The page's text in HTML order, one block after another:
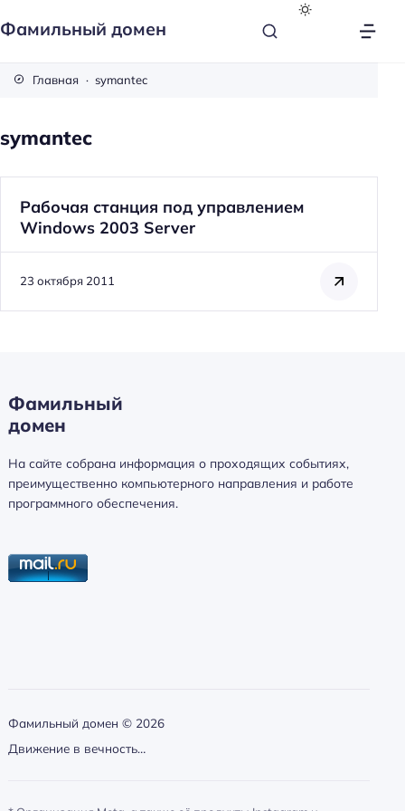
Фамильный домен
Главная symantec
symantec
Рабочая станция под управлением
Windows 2003 Server
23 октября 2011
Фамильный
домен
На сайте собрана информация о проходящих событиях,
преимущественно компьютерного направления и работе
программного обеспечения.
Фамильный домен © 2026
Движение в вечность…
Н
а
т
и
: